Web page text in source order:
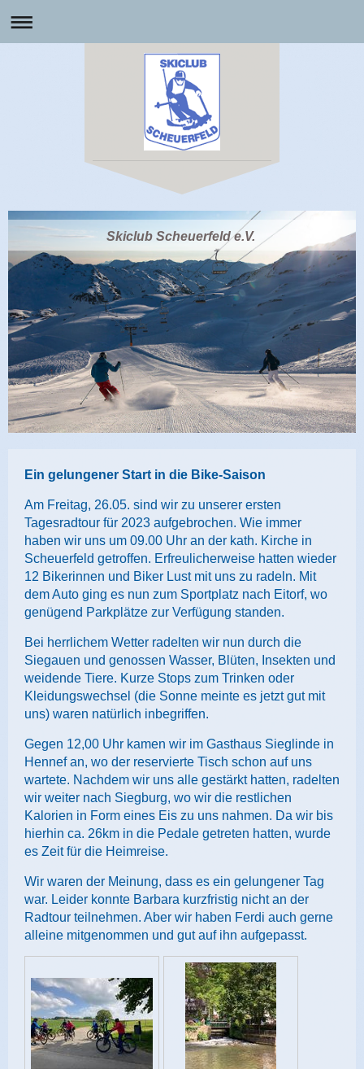
Skiclub Scheuerfeld e.V.
Ein gelungener Start in die Bike-Saison
Am Freitag, 26.05. sind wir zu unserer ersten
Tagesradtour für 2023 aufgebrochen. Wie immer
haben wir uns um 09.00 Uhr an der kath. Kirche in
Scheuerfeld getroffen. Erfreulicherweise hatten wieder
12 Bikerinnen und Biker Lust mit uns zu radeln. Mit
dem Auto ging es nun zum Sportplatz nach Eitorf, wo
genügend Parkplätze zur Verfügung standen.
Bei herrlichem Wetter radelten wir nun durch die
Siegauen und genossen Wasser, Blüten, Insekten und
weidende Tiere. Kurze Stops zum Trinken oder
Kleidungswechsel (die Sonne meinte es jetzt gut mit
uns) waren natürlich inbegriffen.
Gegen 12,00 Uhr kamen wir im Gasthaus Sieglinde in
Hennef an, wo der reservierte Tisch schon auf uns
wartete. Nachdem wir uns alle gestärkt hatten, radelten
wir weiter nach Siegburg, wo wir die restlichen
Kalorien in Form eines Eis zu uns nahmen. Da wir bis
hierhin ca. 26km in die Pedale getreten hatten, wurde
es Zeit für die Heimreise.
Wir waren der Meinung, dass es ein gelungener Tag
war. Leider konnte Barbara kurzfristig nicht an der
Radtour teilnehmen. Aber wir haben Ferdi auch gerne
alleine mitgenommen und gut auf ihn aufgepasst.